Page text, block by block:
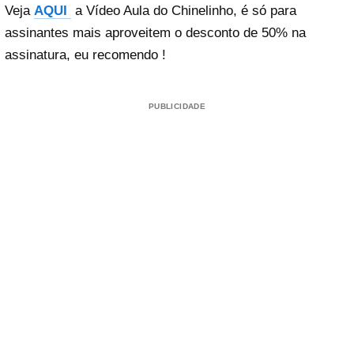
Veja AQUI a Vídeo Aula do Chinelinho, é só para
assinantes mais aproveitem o desconto de 50% na
assinatura, eu recomendo !
PUBLICIDADE